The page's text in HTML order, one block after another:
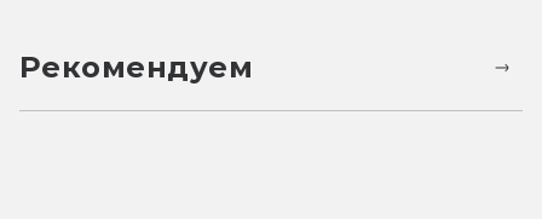
Рекомендуем